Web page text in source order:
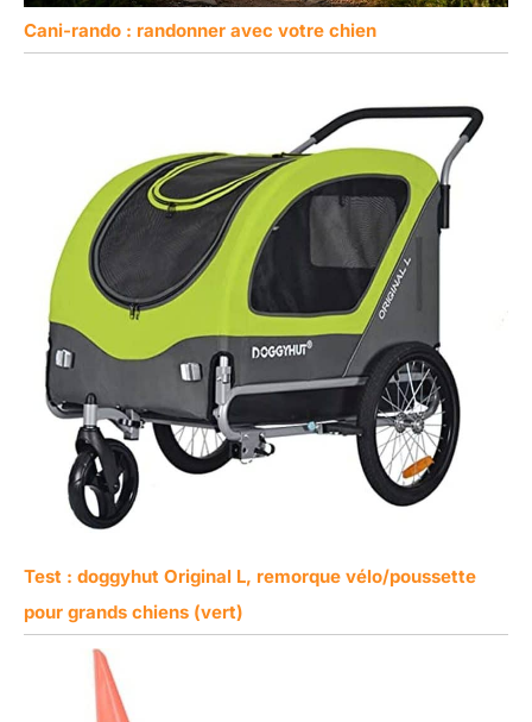
Cani-rando : randonner avec votre chien
Test : doggyhut Original L, remorque vélo/poussette
pour grands chiens (vert)